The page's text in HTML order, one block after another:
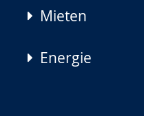
Mieten
Energie